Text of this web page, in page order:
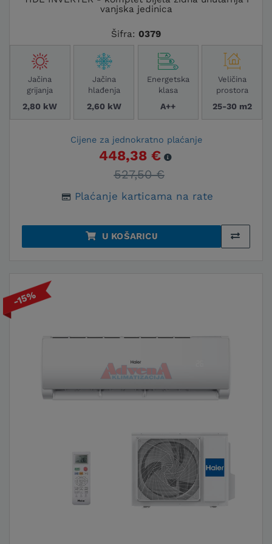
Tide Plus Inverter serija odlikuje se
izvanrednom energetskom učinkovitošću
Opremljena je 3D protokom zraka koji
ili toplog zraka u prostoru, dok tihi rad
čini ovu seriju savršenom za spavaće
sobe i dnevne boravke.
TUNDRA GREEN PLUS WI-FI INVERTER
Tundra Green Plus Wi-Fi Inverter serija
donosi savršen balans između cijene i
koje je manje štetno za okoliš, dok
ugrađeni Wi-Fi omogućuje daljinsko
PEARL PLUS INVERTER
Pearl Plus Inverter serija pruža vrhunsku
Zahvaljujući inovativnim senzorima,
uređaj automatski prilagođava snagu
rada kako bi održao idealnu
temperaturu uz minimalnu potrošnju
energije.
vanjska jedinica
Šifra: 0379
Jačina
grijanja
2,80 kW
Jačina
hlađenja
2,60 kW
Energetska
klasa
A++
Veličina
prostora
25-30 m2
Cijene za jednokratno plaćanje
448,38 €
527,50 €
Plaćanje karticama na rate
U KOŠARICU
-15%